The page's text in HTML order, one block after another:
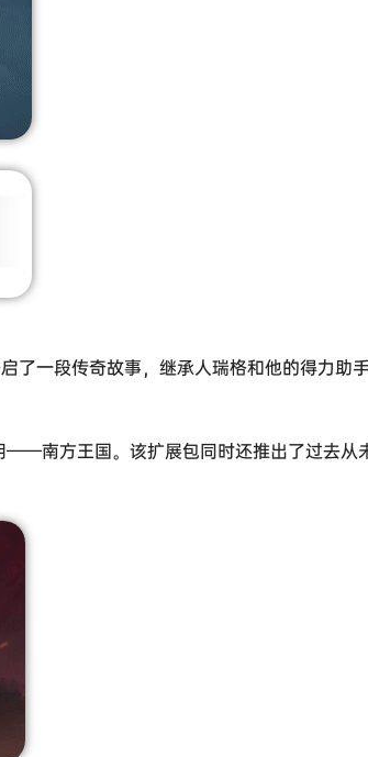
了一段传奇故事，继承人瑞格和他的得力助
——南方王国。该扩展包同时还推出了过去从